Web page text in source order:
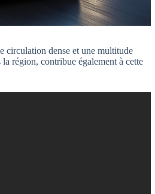
circulation dense et une multitude
région, contribue également à cette